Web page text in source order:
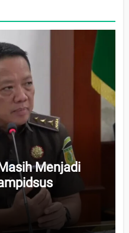
Menjadi